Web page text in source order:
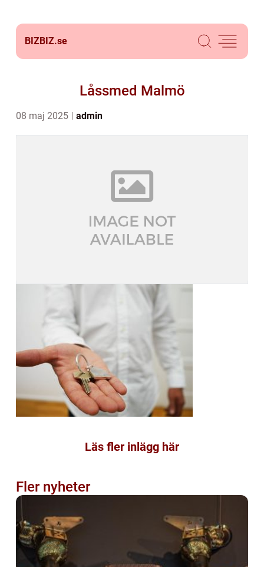
BIZBIZ.se
Låssmed Malmö
08 maj 2025 admin
Läs fler inlägg här
Fler nyheter